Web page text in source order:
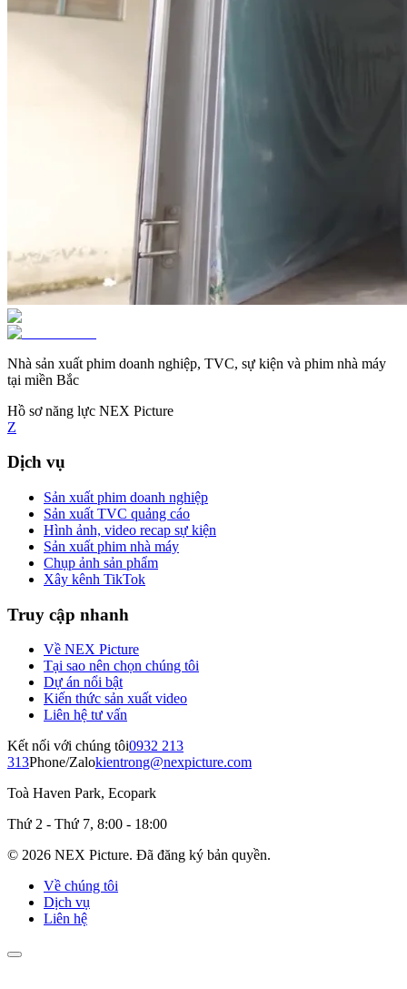
Nhà sản xuất phim doanh nghiệp, TVC, sự kiện và phim nhà máy
tại miền Bắc
Hồ sơ năng lực NEX Picture
Z
Dịch vụ
Sản xuất phim doanh nghiệp
Sản xuất TVC quảng cáo
Hình ảnh, video recap sự kiện
Sản xuất phim nhà máy
Chụp ảnh sản phẩm
Xây kênh TikTok
Truy cập nhanh
Về NEX Picture
Tại sao nên chọn chúng tôi
Dự án nổi bật
Kiến thức sản xuất video
Liên hệ tư vấn
Kết nối với chúng tôi0932 213
313Phone/Zalokientrong@nexpicture.com
Toà Haven Park, Ecopark
Thứ 2 - Thứ 7, 8:00 - 18:00
© 2026 NEX Picture. Đã đăng ký bản quyền.
Về chúng tôi
Dịch vụ
Liên hệ